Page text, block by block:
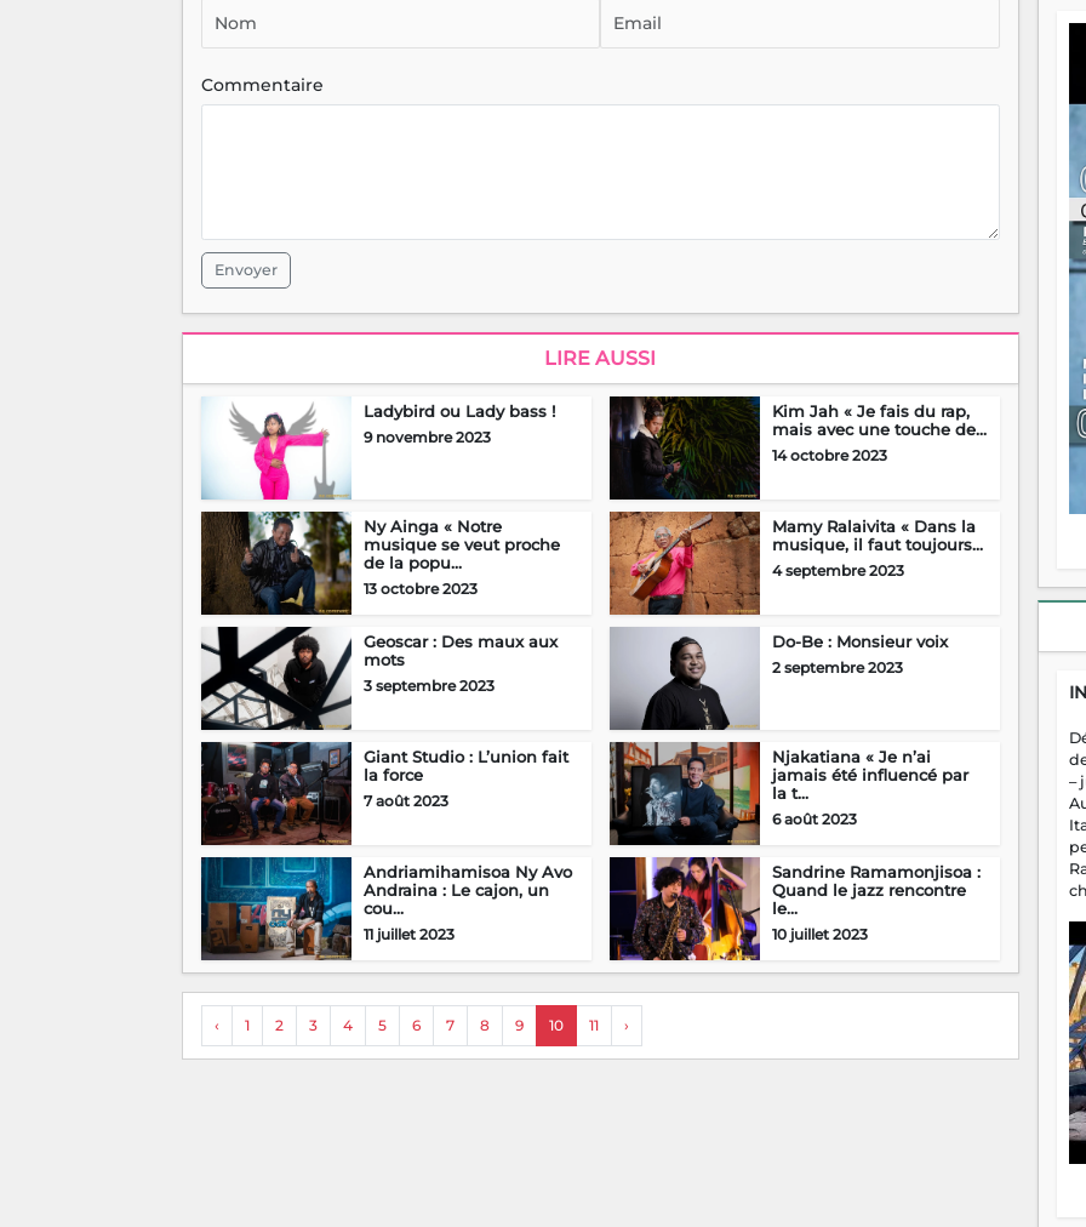
Commentaire
Envoyer
LIRE AUSSI
Ladybird ou Lady bass !
9 novembre 2023
Kim Jah « Je fais du rap,
mais avec une touche de...
14 octobre 2023
Ny Ainga « Notre
musique se veut proche
de la popu...
13 octobre 2023
Mamy Ralaivita « Dans la
musique, il faut toujours...
4 septembre 2023
Geoscar : Des maux aux
mots
3 septembre 2023
Do-Be : Monsieur voix
2 septembre 2023
Giant Studio : L’union fait
la force
7 août 2023
Njakatiana « Je n’ai
jamais été influencé par
la t...
6 août 2023
Andriamihamisoa Ny Avo
Andraina : Le cajon, un
cou...
11 juillet 2023
Sandrine Ramamonjisoa :
Quand le jazz rencontre
le...
10 juillet 2023
‹ 1 2 3 4 5 6 7 8 9 10 11 ›
–